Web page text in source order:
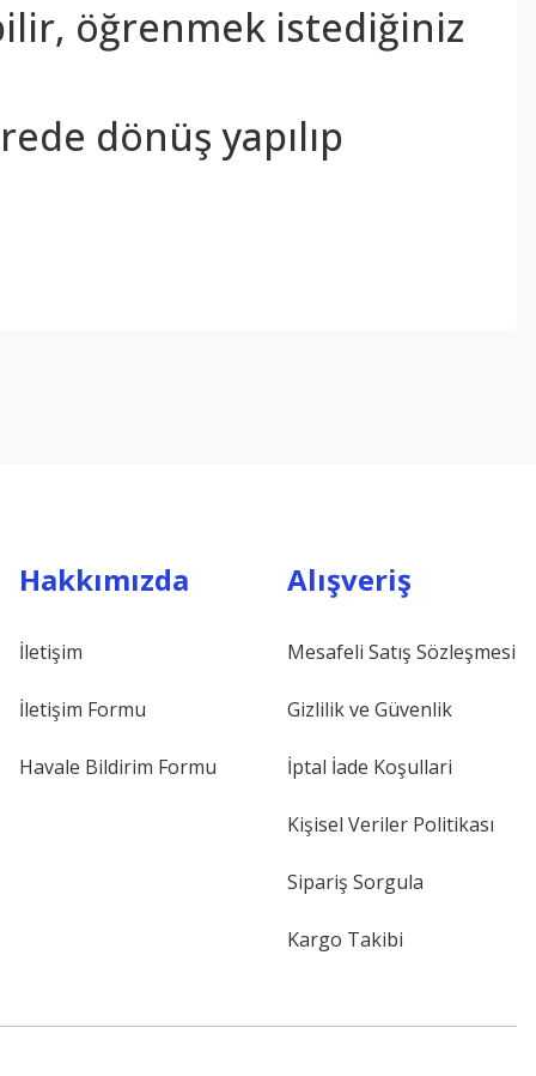
öğrenmek istediğiniz
dönüş yapılıp
Hakkımızda
İletişim
İletişim Formu
Havale Bildirim Formu
Alışveriş
Mesafeli Satış Sözleşmesi
Gizlilik ve Güvenlik
İptal İade Koşullari
Kişisel Veriler Politikası
Sipariş Sorgula
Kargo Takibi